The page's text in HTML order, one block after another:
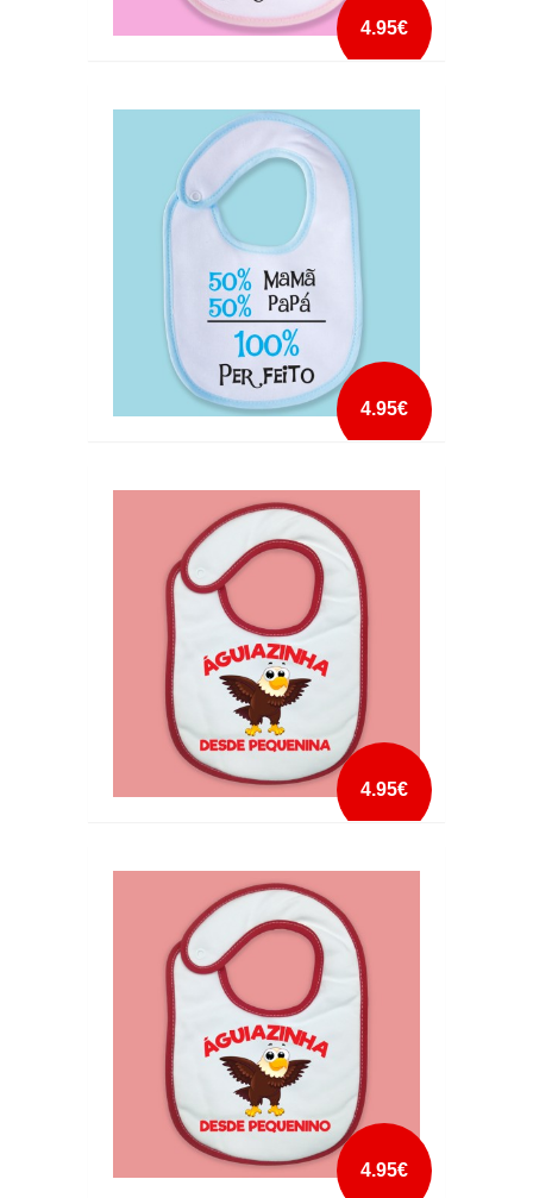
4.95€
mais info
add à lista
4.95€
mais info
add à lista
4.95€
mais info
add à lista
4.95€